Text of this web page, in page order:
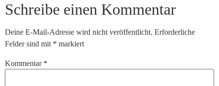
Schreibe einen Kommentar
Deine E-Mail-Adresse wird nicht veröffentlicht. Erforderliche
Felder sind mit * markiert
Kommentar *